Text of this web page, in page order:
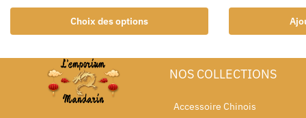
Choix des options
NOS COLLECTIONS
Accessoire Chinois